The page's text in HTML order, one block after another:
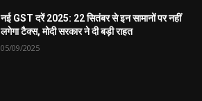
नई GST दरें 2025: 22 सितंबर से इन सामानों पर नहीं
लगेगा टैक्स, मोदी सरकार ने दी बड़ी राहत
05/09/2025